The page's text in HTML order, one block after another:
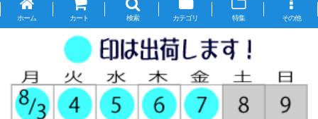
ホーム カート 検索 カテゴリ 特集 その他